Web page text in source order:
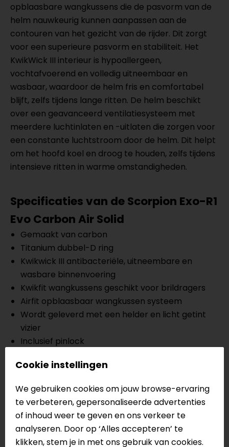
opblaasbare wangkussens die de pasvorm van de
helm nauwkeurig kunnen aanpassen aan de
contouren van het gezicht van de rijder. Dit zorgt
voor een superieure pasvorm en stabiliteit. Het
KwikWick III interieur is hypoallergeen,
vochtafvoerend en volledig uitneembaar en
wasbaar, waardoor de helm fris en comfortabel
blijft, zelfs tijdens lange ritten. De helm beschikt
over een geavanceerd ventilatiesysteem met
meerdere luchtinlaten en -uitlaten die zorgen voor
een constante luchtstroom door de helm. Dit helpt
om het hoofd koel en droog te houden, zelfs tijdens
intensieve ritten in warme omstandigheden.
Specificaties van de Scorpion Exo-R1
Evo Carbon Air Solid
Gemaakt van carbon
Titanium dubbel-D ring
Kwikwick III antibacteriële, uitneembare en
wasbare binnenvoering
Kwikfit wangkussens geschikt voor brildragers
Airfit opblaasbaar wangkussen systeem
Wordt geleverd met een helder en licht getint
vizier
Inclusief pinlock
Meer informatie nodig?
Heb je meer informatie nodig over dit product?
Neem dancontact met ons op of kom langs in één
vanonze winkelsin Breda, Capelle aan den IJssel,
Eindhoven, Vianen of Apeldoorn. In de winkels kun je
Cookie instellingen
We gebruiken cookies om jouw browse-ervaring
te verbeteren, gepersonaliseerde advertenties
of inhoud weer te geven en ons verkeer te
analyseren. Door op ‘Alles accepteren’ te
klikken, stem je in met ons gebruik van cookies.